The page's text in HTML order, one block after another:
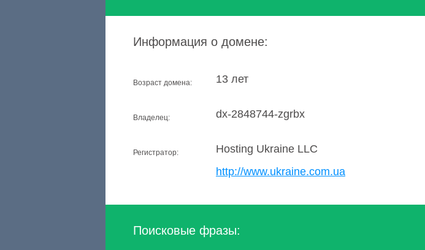
Информация о домене:
Возраст домена: 13 лет
Владелец: dx-2848744-zgrbx
Регистратор:
Hosting Ukraine LLC
http://www.ukraine.com.ua
Поисковые фразы: